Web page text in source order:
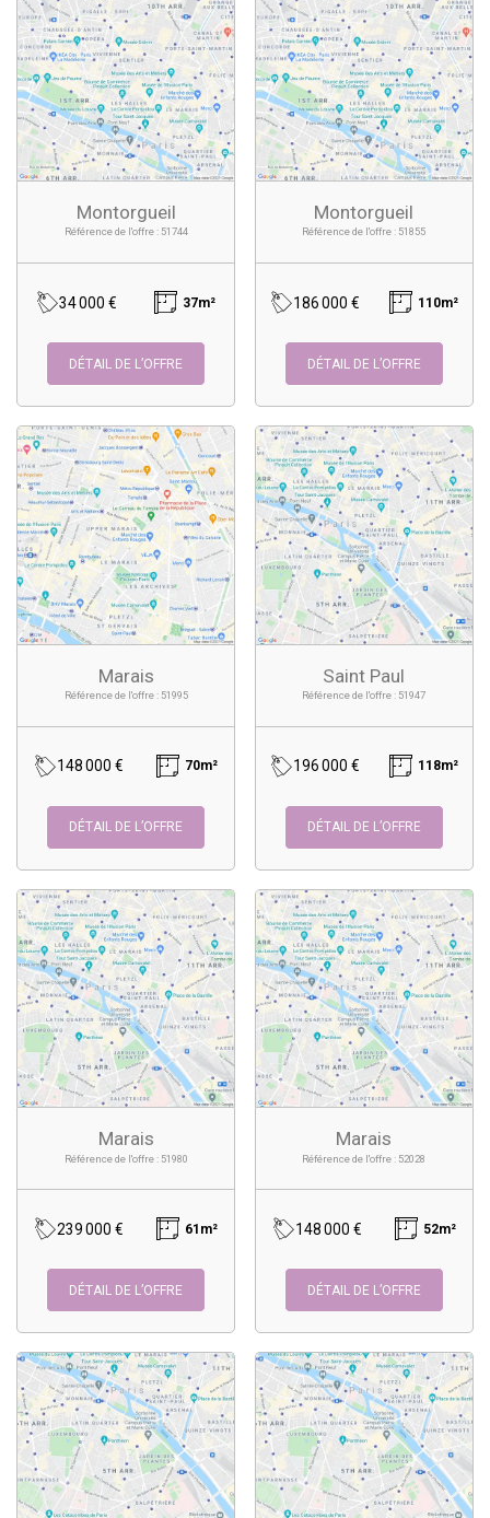
Montorgueil
Référence de l'offre : 51744
34 000 € 37m²
DÉTAIL DE L’OFFRE
Montorgueil
Référence de l'offre : 51855
186 000 € 110m²
DÉTAIL DE L’OFFRE
Marais
Référence de l'offre : 51995
148 000 € 70m²
DÉTAIL DE L’OFFRE
Saint Paul
Référence de l'offre : 51947
196 000 € 118m²
DÉTAIL DE L’OFFRE
Marais
Référence de l'offre : 51980
239 000 € 61m²
DÉTAIL DE L’OFFRE
Marais
Référence de l'offre : 52028
148 000 € 52m²
DÉTAIL DE L’OFFRE